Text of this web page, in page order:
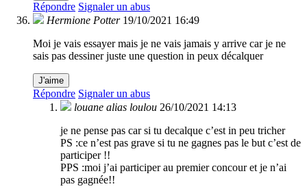
Répondre Signaler un abus
Hermione Potter 19/10/2021 16:49
Moi je vais essayer mais je ne vais jamais y arrive car je ne
sais pas dessiner juste une question in peux décalquer
J'aime
Répondre Signaler un abus
louane alias loulou 26/10/2021 14:13
je ne pense pas car si tu decalque c’est in peu tricher
PS :ce n’est pas grave si tu ne gagnes pas le but c’est de
participer !!
PPS :moi j’ai participer au premier concour et je n’ai
pas gagnée!!